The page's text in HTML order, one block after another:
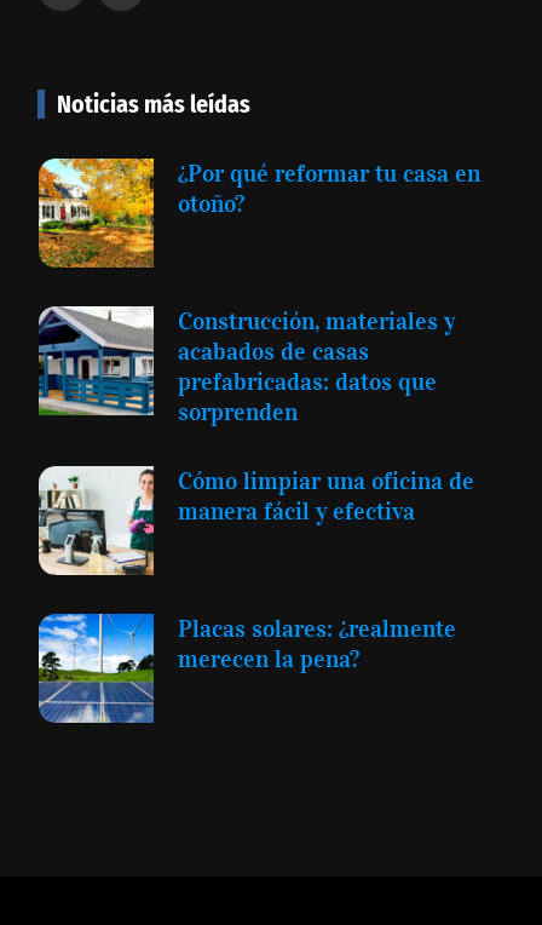
Noticias más leídas
¿Por qué reformar tu casa en
otoño?
Construcción, materiales y
acabados de casas
prefabricadas: datos que
sorprenden
Cómo limpiar una oficina de
manera fácil y efectiva
Placas solares: ¿realmente
merecen la pena?